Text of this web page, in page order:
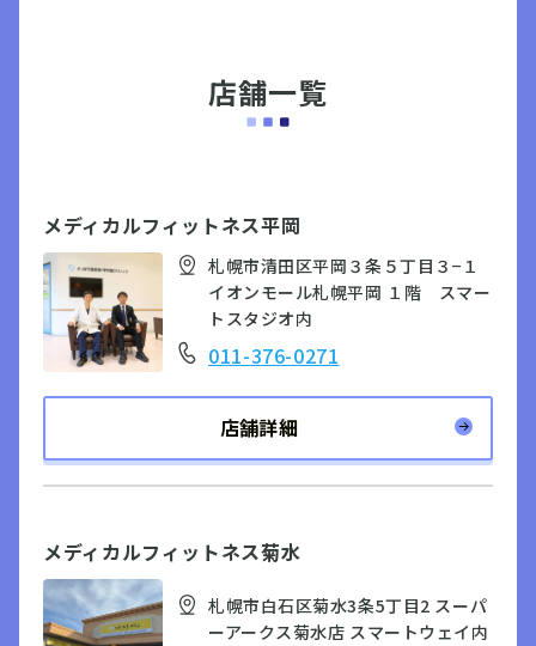
店舗一覧
メディカルフィットネス平岡
札幌市清田区平岡３条５丁目３−１
イオンモール札幌平岡 １階 スマー
トスタジオ内
011-376-0271
店舗詳細
メディカルフィットネス菊水
札幌市白石区菊水3条5丁目2 スーパ
ーアークス菊水店 スマートウェイ内